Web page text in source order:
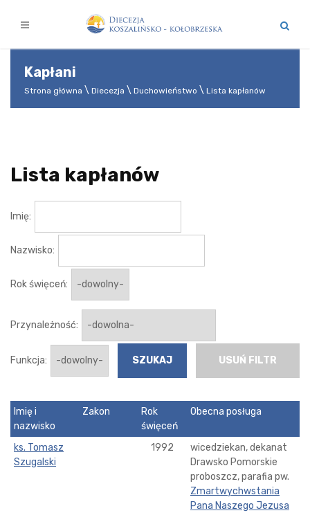
Kapłani
Strona główna Diecezja Duchowieństwo Lista kapłanów
Lista kapłanów
Imię:
Nazwisko:
Rok święceń:
Przynależność:
Funkcja: USUŃ FILTR
Imię i
nazwisko
Zakon
Rok
święceń
Obecna posługa
ks. Tomasz
Szugalski
1992
wicedziekan, dekanat
Drawsko Pomorskie
proboszcz, parafia pw.
Zmartwychwstania
Pana Naszego Jezusa